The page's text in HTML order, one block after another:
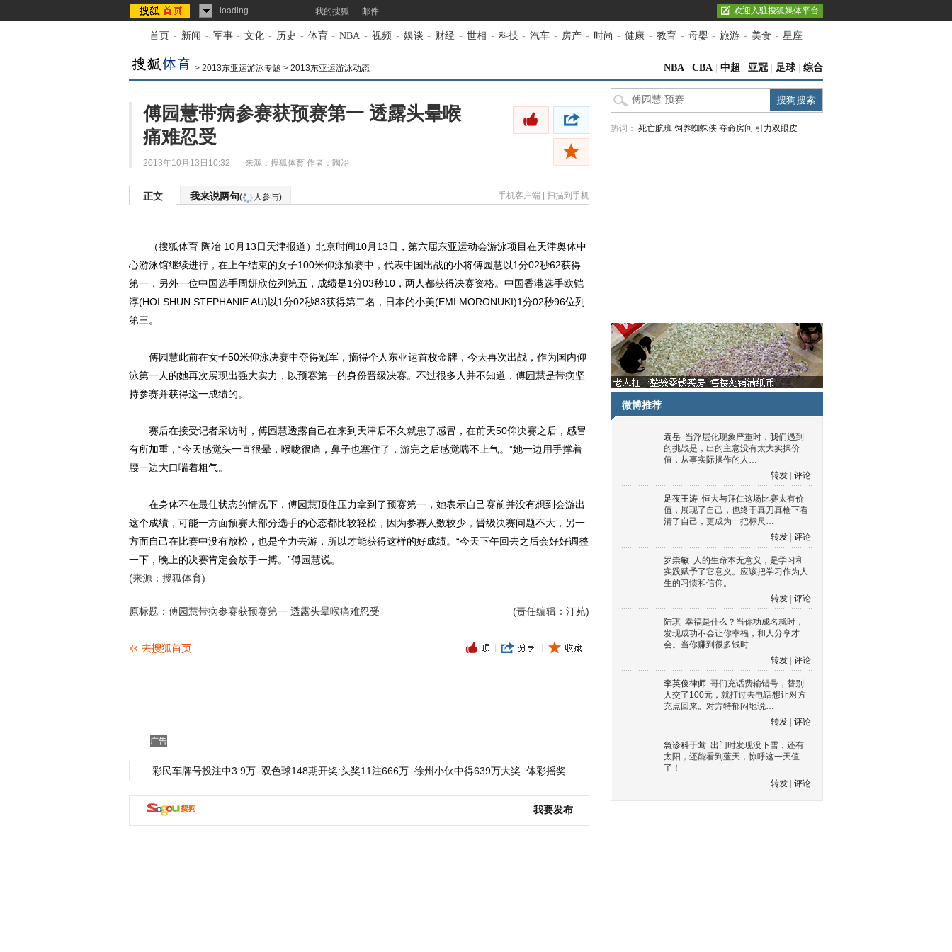
loading... 我的搜狐 邮件 欢迎入驻搜狐媒体平台
首页 - 新闻 - 军事 - 文化 - 历史 - 体育 - NBA - 视频 - 娱谈 - 财经 - 世相 - 科技 - 汽车 - 房产 - 时尚 - 健康 - 教育 - 母婴 - 旅游 - 美食 - 星座
> 2013东亚运游泳专题 > 2013东亚运游泳动态 NBA CBA 中超 亚冠 足球 综合
傅园慧带病参赛获预赛第一 透露头晕喉
痛难忍受
2013年10月13日10:32 来源： 搜狐体育 作者：陶冶
正文 我来说两句( 人参与) 手机客户端 扫描到手机
（搜狐体育 陶冶 10月13日天津报道）北京时间10月13日，第六届东亚运动会游泳项目在天津奥体中
心游泳馆继续进行，在上午结束的女子100米仰泳预赛中，代表中国出战的小将傅园慧以1分02秒62获得
第一，另外一位中国选手周妍欣位列第五，成绩是1分03秒10，两人都获得决赛资格。中国香港选手欧铠
淳(HOI SHUN STEPHANIE AU)以1分02秒83获得第二名，日本的小美(EMI MORONUKI)1分02秒96位列
第三。
傅园慧此前在女子50米仰泳决赛中夺得冠军，摘得个人东亚运首枚金牌，今天再次出战，作为国内仰
泳第一人的她再次展现出强大实力，以预赛第一的身份晋级决赛。不过很多人并不知道，傅园慧是带病坚
持参赛并获得这一成绩的。
赛后在接受记者采访时，傅园慧透露自己在来到天津后不久就患了感冒，在前天50仰决赛之后，感冒
有所加重，“今天感觉头一直很晕，喉咙很痛，鼻子也塞住了，游完之后感觉喘不上气。”她一边用手撑着
腰一边大口喘着粗气。
在身体不在最佳状态的情况下，傅园慧顶住压力拿到了预赛第一，她表示自己赛前并没有想到会游出
这个成绩，可能一方面预赛大部分选手的心态都比较轻松，因为参赛人数较少，晋级决赛问题不大，另一
方面自己在比赛中没有放松，也是全力去游，所以才能获得这样的好成绩。“今天下午回去之后会好好调整
一下，晚上的决赛肯定会放手一搏。”傅园慧说。
(来源：搜狐体育)
(责任编辑：汀苑)
原标题：傅园慧带病参赛获预赛第一 透露头晕喉痛难忍受
广告
彩民车牌号投注中3.9万 双色球148期开奖:头奖11注666万 徐州小伙中得639万大奖 体彩摇奖
我要发布
热词： 死亡航班 饲养蜘蛛侠 夺命房间 引力双眼皮
微博推荐
袁岳 当浮层化现象严重时，我们遇到
的挑战是，出的主意没有太大实操价
值，从事实际操作的人…
转发
评论
足夜王涛 恒大与拜仁这场比赛太有价
值，展现了自己，也终于真刀真枪下看
清了自己，更成为一把标尺…
转发
评论
罗崇敏 人的生命本无意义，是学习和
实践赋予了它意义。应该把学习作为人
生的习惯和信仰。
转发
评论
陆琪 幸福是什么？当你功成名就时，
发现成功不会让你幸福，和人分享才
会。当你赚到很多钱时…
转发
评论
李英俊律师 哥们充话费输错号，替别
人交了100元，就打过去电话想让对方
充点回来。对方特郁闷地说…
转发
评论
急诊科于莺 出门时发现没下雪，还有
太阳，还能看到蓝天，惊呼这一天值
了！
转发
评论